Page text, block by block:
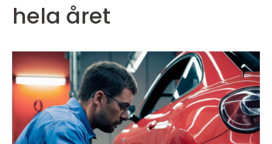
hela året